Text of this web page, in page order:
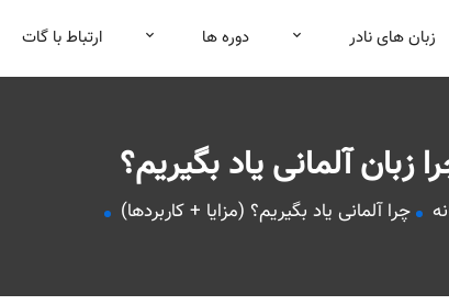
زبان های نادر دوره ها ارتباط با گات
زبان آلمانی یاد بگیریم؟
چرا آلمانی یاد بگیریم؟ (مزایا + کاربردها)